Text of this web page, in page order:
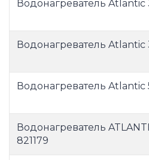
Водонагреватель Atlantic
Водонагреватель Atlantic
Водонагреватель Atlantic
Водонагреватель
821179